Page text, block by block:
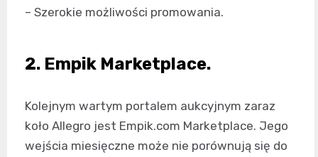
– Szerokie możliwości promowania.
2. Empik Marketplace.
Kolejnym wartym portalem aukcyjnym zaraz
koło Allegro jest Empik.com Marketplace. Jego
wejścia miesięczne może nie porównują się do